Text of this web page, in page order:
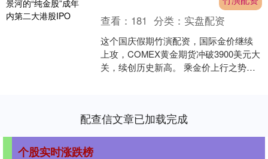
查看： 181 分类： 实盘配资
这个国庆假期竹演配资，国际金价继续
上攻，COMEX黄金期货冲破3900美元大
关，续创历史新高。 乘金价上行之势，
配查信文章已加载完成
个股实时涨跌榜